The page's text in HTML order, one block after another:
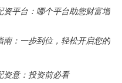
平台：哪个平台助您财富增
：一步到位，轻松开启您的
资意：投资前必看